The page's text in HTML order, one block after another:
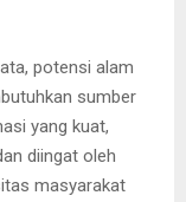
potensi alam
sumber
yang kuat,
diingat oleh
masyarakat